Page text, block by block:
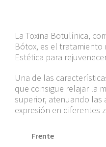
La Toxina Botulínica,
Bótox, es el tratamiento
Estética para
Una de las
que consigue relajar la
superior, atenuando las
expresión en diferentes
Frente